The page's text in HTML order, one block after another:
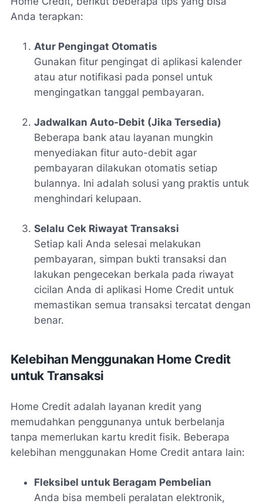
Anda terapkan:
Atur Pengingat Otomatis
Gunakan fitur pengingat di aplikasi kalender
atau atur notifikasi pada ponsel untuk
mengingatkan tanggal pembayaran.
Jadwalkan Auto-Debit (Jika Tersedia)
Beberapa bank atau layanan mungkin
menyediakan fitur auto-debit agar
pembayaran dilakukan otomatis setiap
bulannya. Ini adalah solusi yang praktis untuk
menghindari kelupaan.
Selalu Cek Riwayat Transaksi
Setiap kali Anda selesai melakukan
pembayaran, simpan bukti transaksi dan
lakukan pengecekan berkala pada riwayat
cicilan Anda di aplikasi Home Credit untuk
memastikan semua transaksi tercatat dengan
benar.
Kelebihan Menggunakan Home Credit
untuk Transaksi
Home Credit adalah layanan kredit yang
memudahkan penggunanya untuk berbelanja
tanpa memerlukan kartu kredit fisik. Beberapa
kelebihan menggunakan Home Credit antara lain:
Fleksibel untuk Beragam Pembelian
Anda bisa membeli peralatan elektronik,